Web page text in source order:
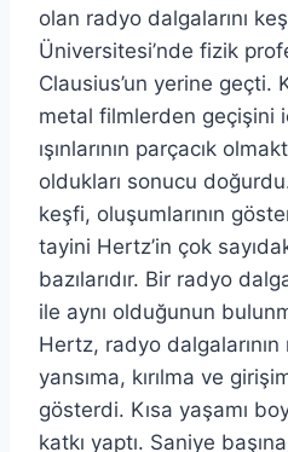
olan radyo dalgalarını
Üniversitesi’nde fizik
Clausius’un yerine geçti.
metal filmlerden geçişini
ışınlarının parçacık
oldukları sonucu
keşfi, oluşumlarının
tayini Hertz’in çok
bazılarıdır. Bir radyo
ile aynı olduğunun
Hertz, radyo dalgalarının
yansıma, kırılma ve
gösterdi. Kısa yaşamı
katkı yaptı. Saniye